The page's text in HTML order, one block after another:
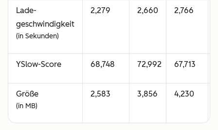
Lade-
geschwindigkeit
(in Sekunden)
2,279 2,660 2,766
YSlow-Score 68,748 72,992 67,713
Größe
(in MB)
2,583 3,856 4,230